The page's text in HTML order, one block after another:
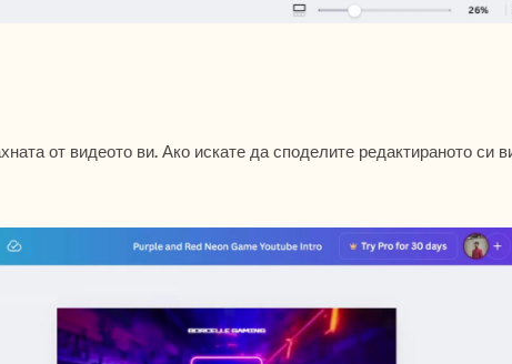
от видеото ви. Ако искате да споделите редактираното си